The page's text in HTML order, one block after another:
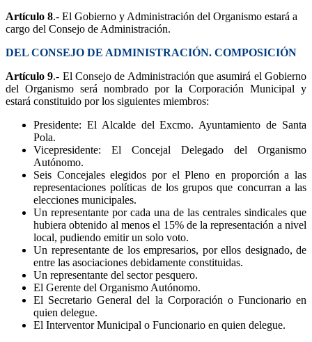
Artículo 8.- El Gobierno y Administración del Organismo estará a
cargo del Consejo de Administración.
DEL CONSEJO DE ADMINISTRACIÓN. COMPOSICIÓN
Artículo 9.- El Consejo de Administración que asumirá el Gobierno
del Organismo será nombrado por la Corporación Municipal y
estará constituido por los siguientes miembros:
Presidente: El Alcalde del Excmo. Ayuntamiento de Santa
Pola.
Vicepresidente: El Concejal Delegado del Organismo
Autónomo.
Seis Concejales elegidos por el Pleno en proporción a las
representaciones políticas de los grupos que concurran a las
elecciones municipales.
Un representante por cada una de las centrales sindicales que
hubiera obtenido al menos el 15% de la representación a nivel
local, pudiendo emitir un solo voto.
Un representante de los empresarios, por ellos designado, de
entre las asociaciones debidamente constituidas.
Un representante del sector pesquero.
El Gerente del Organismo Autónomo.
El Secretario General del la Corporación o Funcionario en
quien delegue.
El Interventor Municipal o Funcionario en quien delegue.